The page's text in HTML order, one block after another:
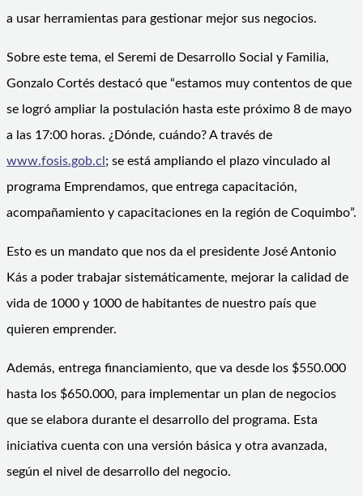
a usar herramientas para gestionar mejor sus negocios.
Sobre este tema, el Seremi de Desarrollo Social y Familia,
Gonzalo Cortés destacó que “estamos muy contentos de que
se logró ampliar la postulación hasta este próximo 8 de mayo
a las 17:00 horas. ¿Dónde, cuándo? A través de
www.fosis.gob.cl; se está ampliando el plazo vinculado al
programa Emprendamos, que entrega capacitación,
acompañamiento y capacitaciones en la región de Coquimbo”.
Esto es un mandato que nos da el presidente José Antonio
Kás a poder trabajar sistemáticamente, mejorar la calidad de
vida de 1000 y 1000 de habitantes de nuestro país que
quieren emprender.
Además, entrega financiamiento, que va desde los $550.000
hasta los $650.000, para implementar un plan de negocios
que se elabora durante el desarrollo del programa. Esta
iniciativa cuenta con una versión básica y otra avanzada,
según el nivel de desarrollo del negocio.